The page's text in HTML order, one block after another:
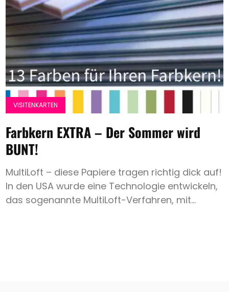
Hochzeit
Save
the
Date
Heissfolie
Expertentipp
VISITENKARTEN
Farbkern EXTRA – Der Sommer wird
BUNT!
MultiLoft – diese Papiere tragen richtig dick auf!
In den USA wurde eine Technologie entwickeln,
das sogenannte MultiLoft-Verfahren, mit...